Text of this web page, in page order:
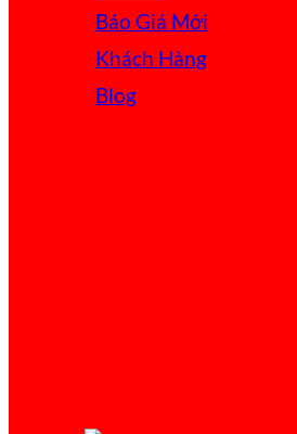
Báo Giá
Khách Hàng
Blog